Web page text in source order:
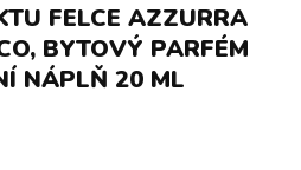
FELCE AZZURRA
BYTOVÝ PARFÉM
NÁPLŇ 20 ML